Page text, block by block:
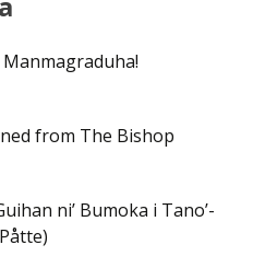
Manmagraduha!
from The Bishop
ni’ Bumoka i Tano’-